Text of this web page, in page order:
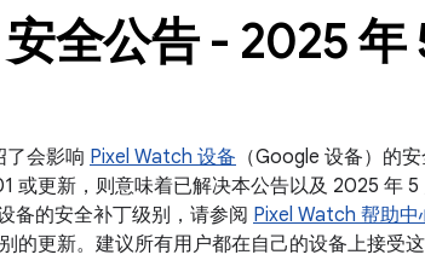
全公告 - 2025 年
了会影响 Pixel Watch 设备 （Google 设备）的
或更新，则意味着已解决本公告以及 2025 年
备的安全补丁级别，请参阅 Pixel Watch 帮助中
的更新。建议所有用户都在自己的设备上接受